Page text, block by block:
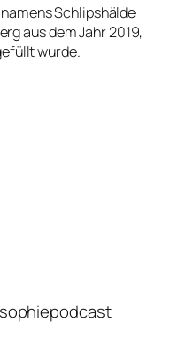
Schlipshälde
aus dem Jahr 2019,
wurde.